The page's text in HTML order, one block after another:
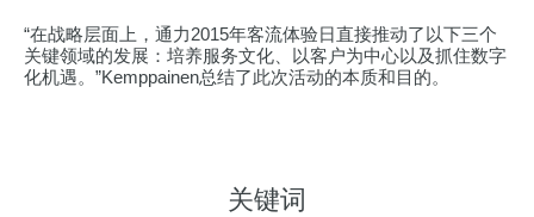
“在战略层面上，通力2015年客流体验日直接推动了以下三个
关键领域的发展：培养服务文化、以客户为中心以及抓住数字
化机遇。”Kemppainen总结了此次活动的本质和目的。
关键词